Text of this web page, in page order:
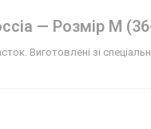
— Розмір M
Виготовлені зі